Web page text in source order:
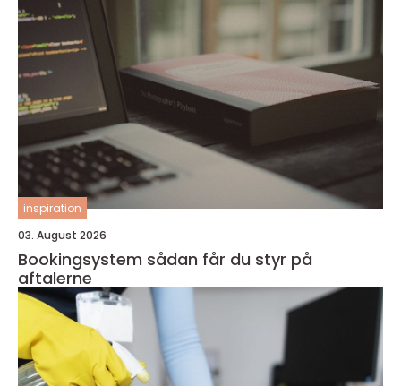
inspiration
03. August 2026
Bookingsystem sådan får du styr på
aftalerne